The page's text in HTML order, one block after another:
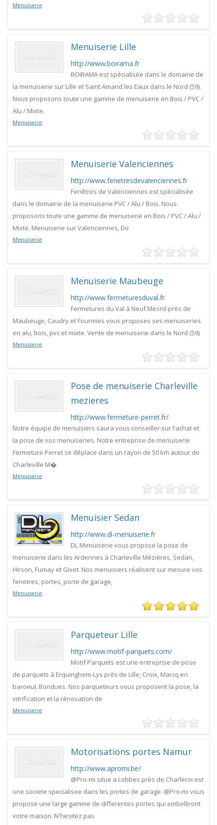
Menuiserie
Menuiserie Lille
http://www.boirama.fr
BOIRAMA est spécialisée dans le domaine de
la menuiserie sur Lille et Saint Amand les Eaux dans le Nord (59).
Nous proposons toute une gamme de menuiserie en Bois / PVC /
Alu / Mixte.
Menuiserie
Menuiserie Valenciennes
http://www.fenetresdevalenciennes.fr
Fenêtres de Valenciennes est spécialisée
dans le domaine de la menuiserie PVC / Alu / Bois. Nous
proposons toute une gamme de menuiserie en Bois / PVC / Alu /
Mixte. Menuiserie sur Valenciennes, Do
Menuiserie
Menuiserie Maubeuge
http://www.fermeturesduval.fr
Fermetures du Val à Neuf Mesnil près de
Maubeuge, Caudry et Fourmies vous proposes ses menuiseries
en alu, bois, pvc et mixte. Vente de menuiserie dans le Nord (59)
Menuiserie
Pose de menuiserie Charleville
mezieres
http://www.fermeture-perret.fr/
Notre équipe de menuisiers saura vous conseiller sur l'achat et
la pose de vos menuiseries. Notre entreprise de menuiserie
Fermeture Perret se déplace dans un rayon de 50 km autour de
Charleville M�
Menuiserie
Menuisier Sedan
http://www.dl-menuiserie.fr
DL Menuiserie vous propose la pose de
menuiserie dans les Ardennes à Charleville Mézières, Sedan,
Hirson, Fumay et Givet. Nos menuisiers réalisent sur mesure vos
fenetres, portes, porte de garage,
Menuiserie
Parqueteur Lille
http://www.motif-parquets.com/
Motif Parquets est une entreprise de pose
de parquets à Erquinghem-Lys près de Lille, Croix, Marcq en
baroeul, Bondues. Nos parqueteurs vous proposent la pose, la
vitrification et la rénovation de
Menuiserie
Motorisations portes Namur
http://www.apromi.be/
@Pro-mi situe a Lobbes près de Charleroi est
une societe specialisee dans les portes de garage. @Pro-mi vous
propose une large gamme de differentes portes qui embelliront
votre maison. N'hesitez pas